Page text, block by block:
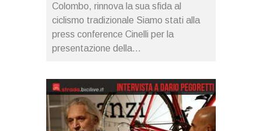
Colombo, rinnova la sua sfida al
ciclismo tradizionale Siamo stati alla
press conference Cinelli per la
presentazione della...